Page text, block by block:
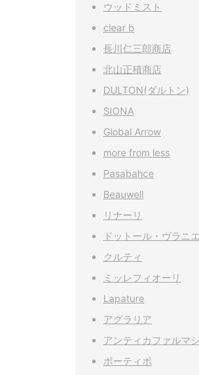
ウッドミスト
clear b
長川仁三郎商店
北山正積商店
DULTON(ダルトン)
SIONA
Global Arrow
more from less
Pasabahce
Beauwell
リナーリ
ドットール・ヴラニ
クルティ
ミッレフィオーリ
Lapature
アグラリア
アンティカファルマ
ボーティボ